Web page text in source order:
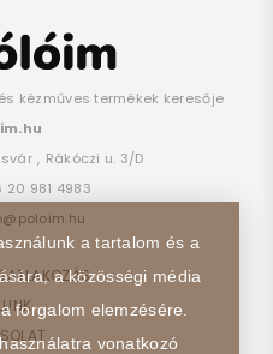
kézműves termékek keresője
, Rákóczi u. 3/D
20 981 4983
a tartalom és a
a közösségi média
forgalom elemzésére.
vonatkozó